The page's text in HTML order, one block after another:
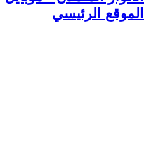
الموقع الرئيسي